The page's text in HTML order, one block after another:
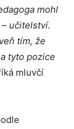
mohl
učitelství.
tím, že
tyto pozice
mluvčí